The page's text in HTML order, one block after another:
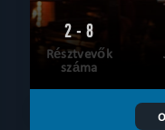
2 - 8
Résztvevők
száma